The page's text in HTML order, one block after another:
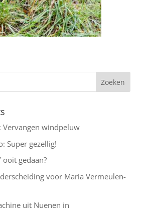
Vervangen windpeluw
Super gezellig!
ooit gedaan?
voor Maria Vermeulen-
uit Nuenen in